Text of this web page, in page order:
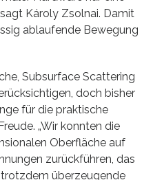
Károly Zsolnai. Damit
ablaufende Bewegung
Subsurface Scattering
doch bisher
für die praktische
„Wir konnten die
Oberfläche auf
zurückführen, das
überzeugende